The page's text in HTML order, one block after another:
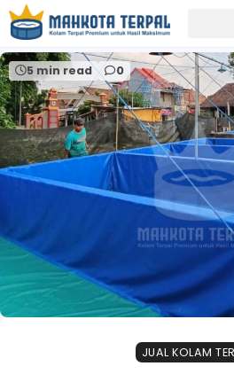
Home harga terpal per meter sidoarjo
5 min read 0
JUAL KOLAM